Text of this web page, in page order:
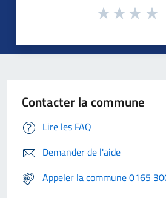
Contacter la commune
Lire les FAQ
Demander de l'aide
Appeler la commune 0165